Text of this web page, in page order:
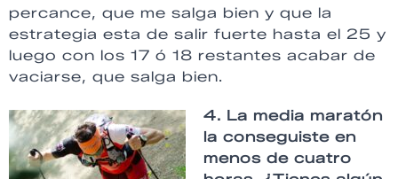
percance, que me salga bien y que la
estrategia esta de salir fuerte hasta el 25 y
luego con los 17 ó 18 restantes acabar de
vaciarse, que salga bien.
4. La media maratón
la conseguiste en
menos de cuatro